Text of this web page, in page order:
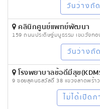
วันว่างถั
คลินิกศูนย์แพทย์พัฒนา
159 ถนนประดิษฐ์มนูธรรม เขตวังท
วันว่างถั
โรงพยาบาลข้อดีมีสุข
9 ซอยสุคนธสวัสดิ์ 38 แขวงลาดพร้า
ไม่ได้เปิด